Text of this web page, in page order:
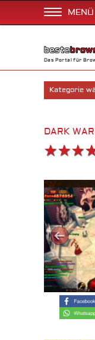
MENÜ
Das Portal für
Kategorie
DARK WAR